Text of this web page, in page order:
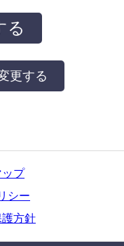
プ
シー
方針